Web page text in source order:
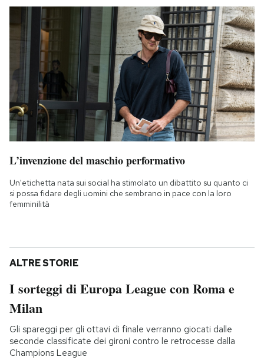
L’invenzione del maschio performativo
Un'etichetta nata sui social ha stimolato un dibattito su quanto ci
si possa fidare degli uomini che sembrano in pace con la loro
femminilità
ALTRE STORIE
I sorteggi di Europa League con Roma e
Milan
Gli spareggi per gli ottavi di finale verranno giocati dalle
seconde classificate dei gironi contro le retrocesse dalla
Champions League